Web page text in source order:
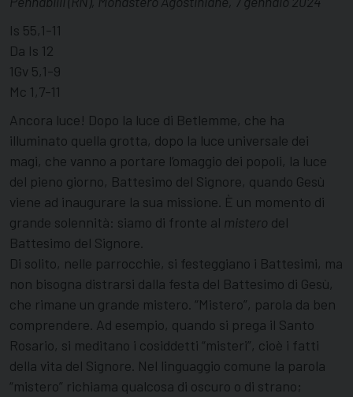
Is 55,1-11
Da Is 12
1Gv 5,1-9
Mc 1,7-11
Ancora luce! Dopo la luce di Betlemme, che ha
illuminato quella grotta, dopo la luce universale dei
magi, che vanno a portare l’omaggio dei popoli, la luce
del pieno giorno, Battesimo del Signore, quando Gesù
viene ad inaugurare la sua missione. È un momento di
grande solennità: siamo di fronte al mistero del
Battesimo del Signore.
Di solito, nelle parrocchie, si festeggiano i Battesimi, ma
non bisogna distrarsi dalla festa del Battesimo di Gesù,
che rimane un grande mistero. “Mistero”, parola da ben
comprendere. Ad esempio, quando si prega il Santo
Rosario, si meditano i cosiddetti “misteri”, cioè i fatti
della vita del Signore. Nel linguaggio comune la parola
“mistero” richiama qualcosa di oscuro o di strano;